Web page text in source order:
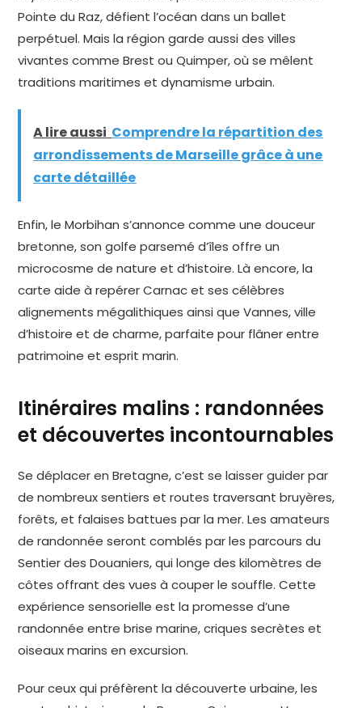
Pointe du Raz, défient l’océan dans un ballet
perpétuel. Mais la région garde aussi des villes
vivantes comme Brest ou Quimper, où se mêlent
traditions maritimes et dynamisme urbain.
A lire aussi Comprendre la répartition des
arrondissements de Marseille grâce à une
carte détaillée
Enfin, le Morbihan s’annonce comme une douceur
bretonne, son golfe parsemé d’îles offre un
microcosme de nature et d’histoire. Là encore, la
carte aide à repérer Carnac et ses célèbres
alignements mégalithiques ainsi que Vannes, ville
d’histoire et de charme, parfaite pour flâner entre
patrimoine et esprit marin.
Itinéraires malins : randonnées
et découvertes incontournables
Se déplacer en Bretagne, c’est se laisser guider par
de nombreux sentiers et routes traversant bruyères,
forêts, et falaises battues par la mer. Les amateurs
de randonnée seront comblés par les parcours du
Sentier des Douaniers, qui longe des kilomètres de
côtes offrant des vues à couper le souffle. Cette
expérience sensorielle est la promesse d’une
randonnée entre brise marine, criques secrètes et
oiseaux marins en excursion.
Pour ceux qui préfèrent la découverte urbaine, les